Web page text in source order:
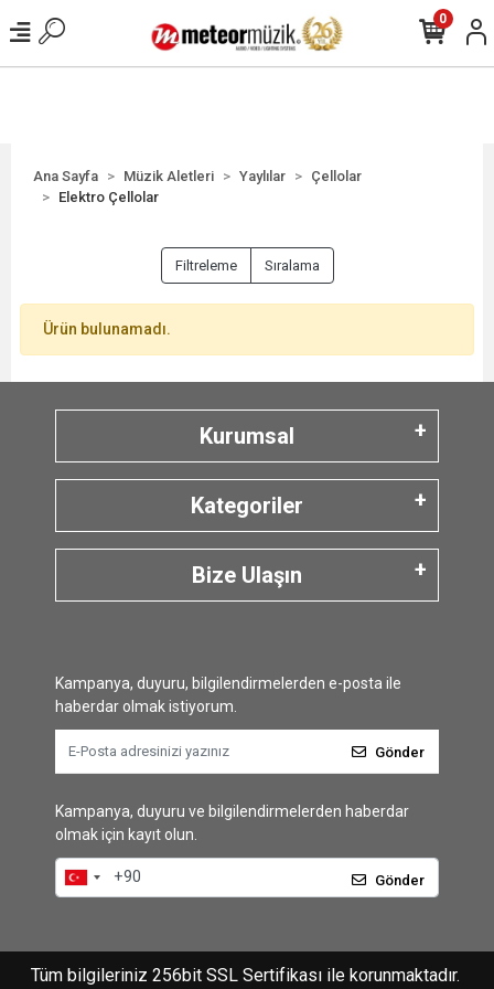
0
Ana Sayfa Müzik Aletleri Yaylılar
Çellolar
Elektro Çellolar
Filtreleme Sıralama
Ürün bulunamadı.
Kurumsal
Kategoriler
Bize Ulaşın
Kampanya, duyuru, bilgilendirmelerden e-posta ile
haberdar olmak istiyorum.
Gönder
Kampanya, duyuru ve bilgilendirmelerden haberdar
olmak için kayıt olun.
Gönder
Tüm bilgileriniz 256bit SSL Sertifikası ile korunmaktadır.